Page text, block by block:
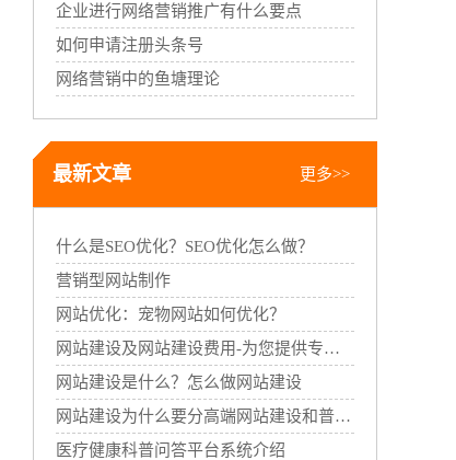
企业进行网络营销推广有什么要点
如何申请注册头条号
网络营销中的鱼塘理论
最新文章 更多>>
什么是SEO优化？SEO优化怎么做？
营销型网站制作
网站优化：宠物网站如何优化？
网站建设及网站建设费用-为您提供专业的网站建设服务
网站建设是什么？怎么做网站建设
网站建设为什么要分高端网站建设和普通网站建设
医疗健康科普问答平台系统介绍